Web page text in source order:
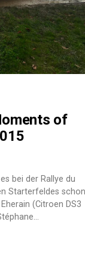
of
bei der Rallye du
Starterfeldes schon
(Citroen DS3